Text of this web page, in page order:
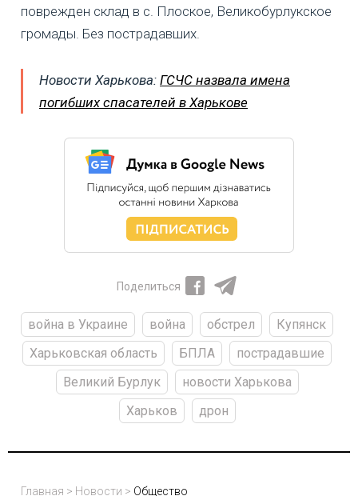
поврежден склад в с. Плоское, Великобурлукское
громады. Без пострадавших.
Новости Харькова: ГСЧС назвала имена
погибших спасателей в Харькове
Поделиться
война в Украине война обстрел
Купянск
Харьковская область
БПЛА
пострадавшие
Великий Бурлук
новости Харькова
Харьков
дрон
Главная > Новости > Общество